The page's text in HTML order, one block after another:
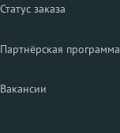
Статус заказа
Партнёрская программа
Вакансии